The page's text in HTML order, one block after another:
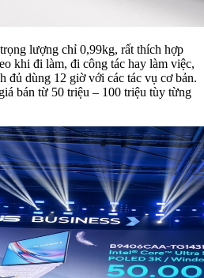
lượng chỉ 0,99kg, rất thích hợp
khi đi làm, đi công tác hay làm việc,
đủ dùng 12 giờ với các tác vụ cơ bản.
bán từ 50 triệu – 100 triệu tùy từng